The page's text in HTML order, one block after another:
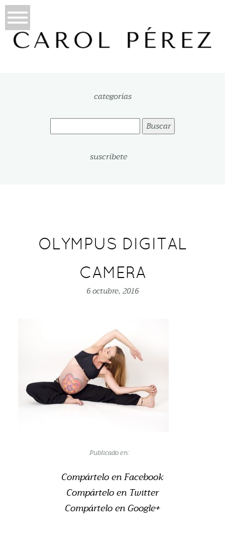
categorías
Buscar:
suscríbete
OLYMPUS DIGITAL
CAMERA
6 octubre, 2016
Publicado en:
Compártelo en Facebook
Compártelo en Twitter
Compártelo en Google+